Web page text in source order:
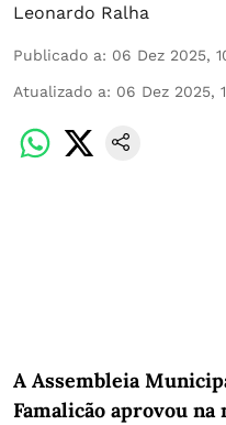
Leonardo Ralha
Publicado a: 06 Dez 2025,
Atualizado a: 06 Dez 2025,
A Assembleia
Famalicão aprovou